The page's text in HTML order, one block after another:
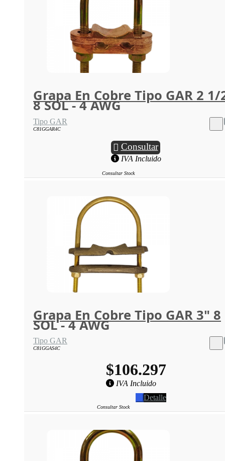
Grapa En Cobre Tipo GAR 2
8 SOL - 4 AWG
Tipo GAR
C81GGAR4C
Consultar
IVA Incluido
Consultar Stock
Grapa En Cobre Tipo GAR 3" 8
SOL - 4 AWG
Tipo GAR
C81GGAS4C
$106.297
IVA Incluido
Detalle
Consultar Stock